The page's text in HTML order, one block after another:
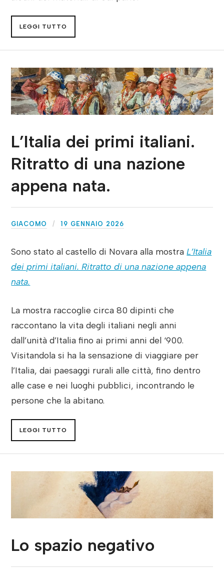
LEGGI TUTTO
L’Italia dei primi italiani.
Ritratto di una nazione
appena nata.
GIACOMO 19 GENNAIO 2026
Sono stato al castello di Novara alla mostra L’Italia
dei primi italiani. Ritratto di una nazione appena
nata.
La mostra raccoglie circa 80 dipinti che
raccontano la vita degli italiani negli anni
dall’unità d’Italia fino ai primi anni del ‘900.
Visitandola si ha la sensazione di viaggiare per
l’Italia, dai paesaggi rurali alle città, fino dentro
alle case e nei luoghi pubblici, incontrando le
persone che la abitano.
LEGGI TUTTO
Lo spazio negativo